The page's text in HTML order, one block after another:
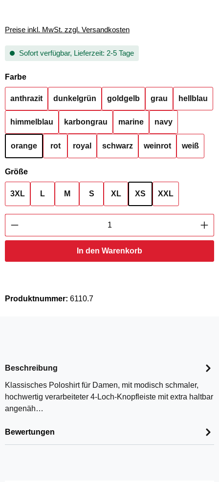
Preise inkl. MwSt. zzgl. Versandkosten
Sofort verfügbar, Lieferzeit: 2-5 Tage
Farbeauswählen
anthrazit dunkelgrün goldgelb grau hellblau
himmelblau karbongrau marine navy
orange rot royal schwarz weinrot weiß
Größeauswählen
3XL L M S XL XS XXL
Produkt Anzahl: Gib den gewünschten
In den Warenkorb
Produktnummer: 6110.7
Beschreibung
Klassisches Poloshirt für Damen, mit modisch schmaler,
hochwertig verarbeiteter 4-Loch-Knopfleiste mit extra haltbar
angenäh…
Bewertungen